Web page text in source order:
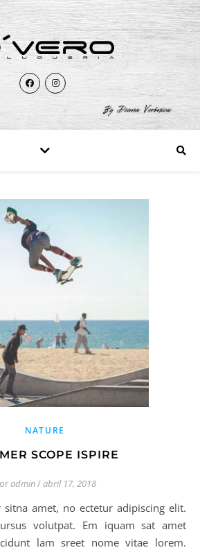
NATURE
SCOPE ISPIRE
admin/abril 17, 2018
volutpat. Em iquam sat amet
lam sreet nome vitae lorem.